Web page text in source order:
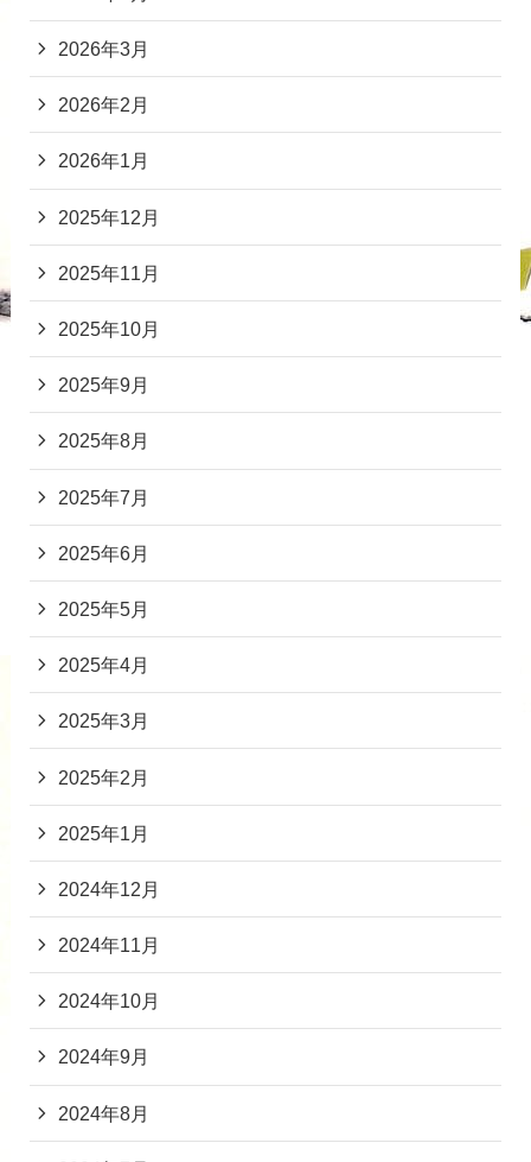
2026年3月
2026年2月
2026年1月
2025年12月
2025年11月
2025年10月
2025年9月
2025年8月
2025年7月
2025年6月
2025年5月
2025年4月
2025年3月
2025年2月
2025年1月
2024年12月
2024年11月
2024年10月
2024年9月
2024年8月